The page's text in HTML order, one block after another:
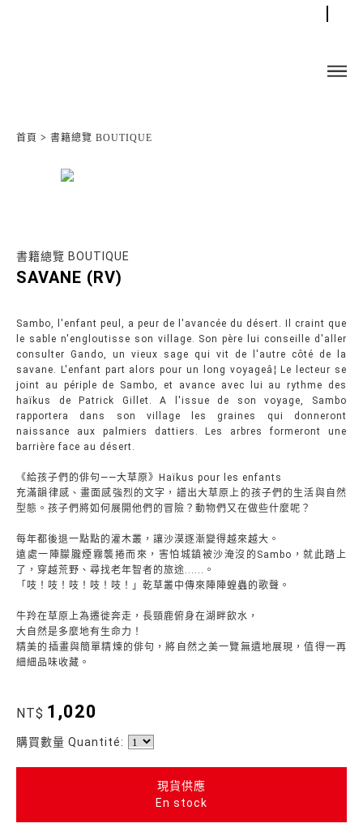
首頁 > 書籍總覽 BOUTIQUE
書籍總覽 BOUTIQUE
SAVANE (RV)
Sambo, l'enfant peul, a peur de l'avancée du désert. Il craint que
le sable n'engloutisse son village. Son père lui conseille d'aller
consulter Gando, un vieux sage qui vit de l'autre côté de la
savane. L'enfant part alors pour un long voyageâ¦ Le lecteur se
joint au périple de Sambo, et avance avec lui au rythme des
haïkus de Patrick Gillet. A l'issue de son voyage, Sambo
rapportera dans son village les graines qui donneront
naissance aux palmiers dattiers. Les arbres formeront une
barrière face au désert.
《給孩子們的俳句——大草原》Haïkus pour les enfants
充滿韻律感、畫面感強烈的文字，譜出大草原上的孩子們的生活與自然
型態。孩子們將如何展開他們的冒險？動物們又在做些什麼呢？
每年都後退一點點的灌木叢，讓沙漠逐漸變得越來越大。
遠處一陣朦朧煙霧襲捲而來，害怕城鎮被沙淹沒的Sambo，就此踏上
了，穿越荒野、尋找老年智者的旅途......。
「吱！吱！吱！吱！吱！」乾草叢中傳來陣陣蝗蟲的歌聲。
牛羚在草原上為遷徙奔走，長頸鹿俯身在湖畔飲水，
大自然是多麼地有生命力！
精美的插畫與簡單精煉的俳句，將自然之美一覽無遺地展現，值得一再
細細品味收藏。
NT$ 1,020
購買數量 Quantité:
現貨供應
En stock